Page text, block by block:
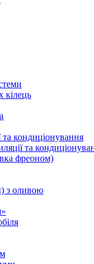
кілець
та кондиціонування
та
фреоном)
з оливою